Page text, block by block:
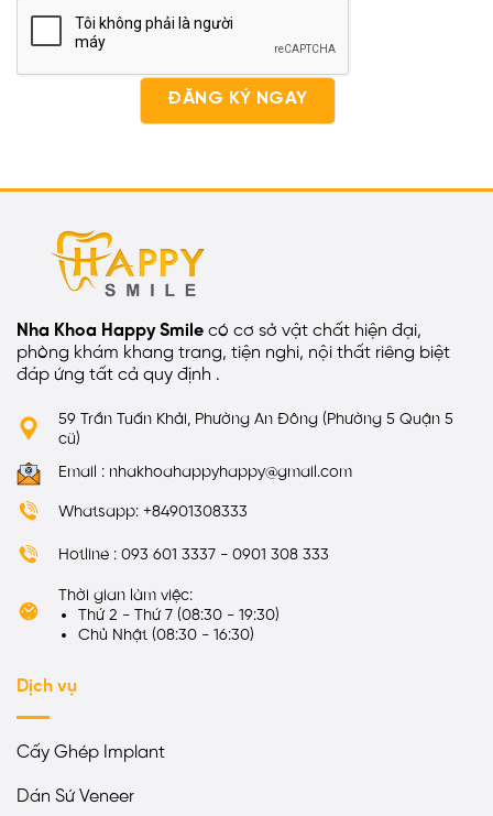
Nha Khoa Happy Smile có cơ sở vật chất hiện đại,
phòng khám khang trang, tiện nghi, nội thất riêng biệt
đáp ứng tất cả quy định .
59 Trần Tuấn Khải, Phường An Đông (Phường 5 Quận 5
cũ)
Email : nhakhoahappyhappy@gmail.com
Whatsapp: +84901308333
Hotline : 093 601 3337 - 0901 308 333
Thời gian làm việc:
Thứ 2 - Thứ 7 (08:30 - 19:30)
Chủ Nhật (08:30 - 16:30)
Dịch vụ
Cấy Ghép Implant
Dán Sứ Veneer